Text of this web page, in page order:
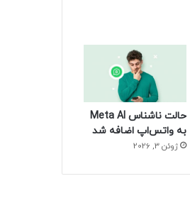
حالت ناشناس Meta AI
به واتس‌اپ اضافه شد
ژوئن 3, 2026